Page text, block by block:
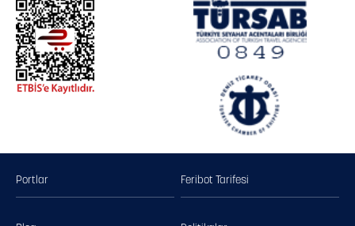
Portlar Feribot Tarifesi